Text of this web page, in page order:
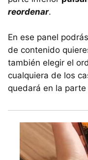
reordenar.
En ese panel
de contenido
también elegir el
cualquiera de los
quedará en la